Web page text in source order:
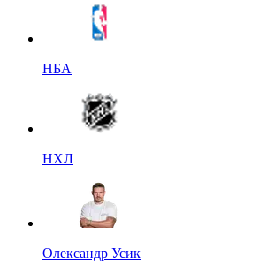
НБА
НХЛ
Олександр Усик